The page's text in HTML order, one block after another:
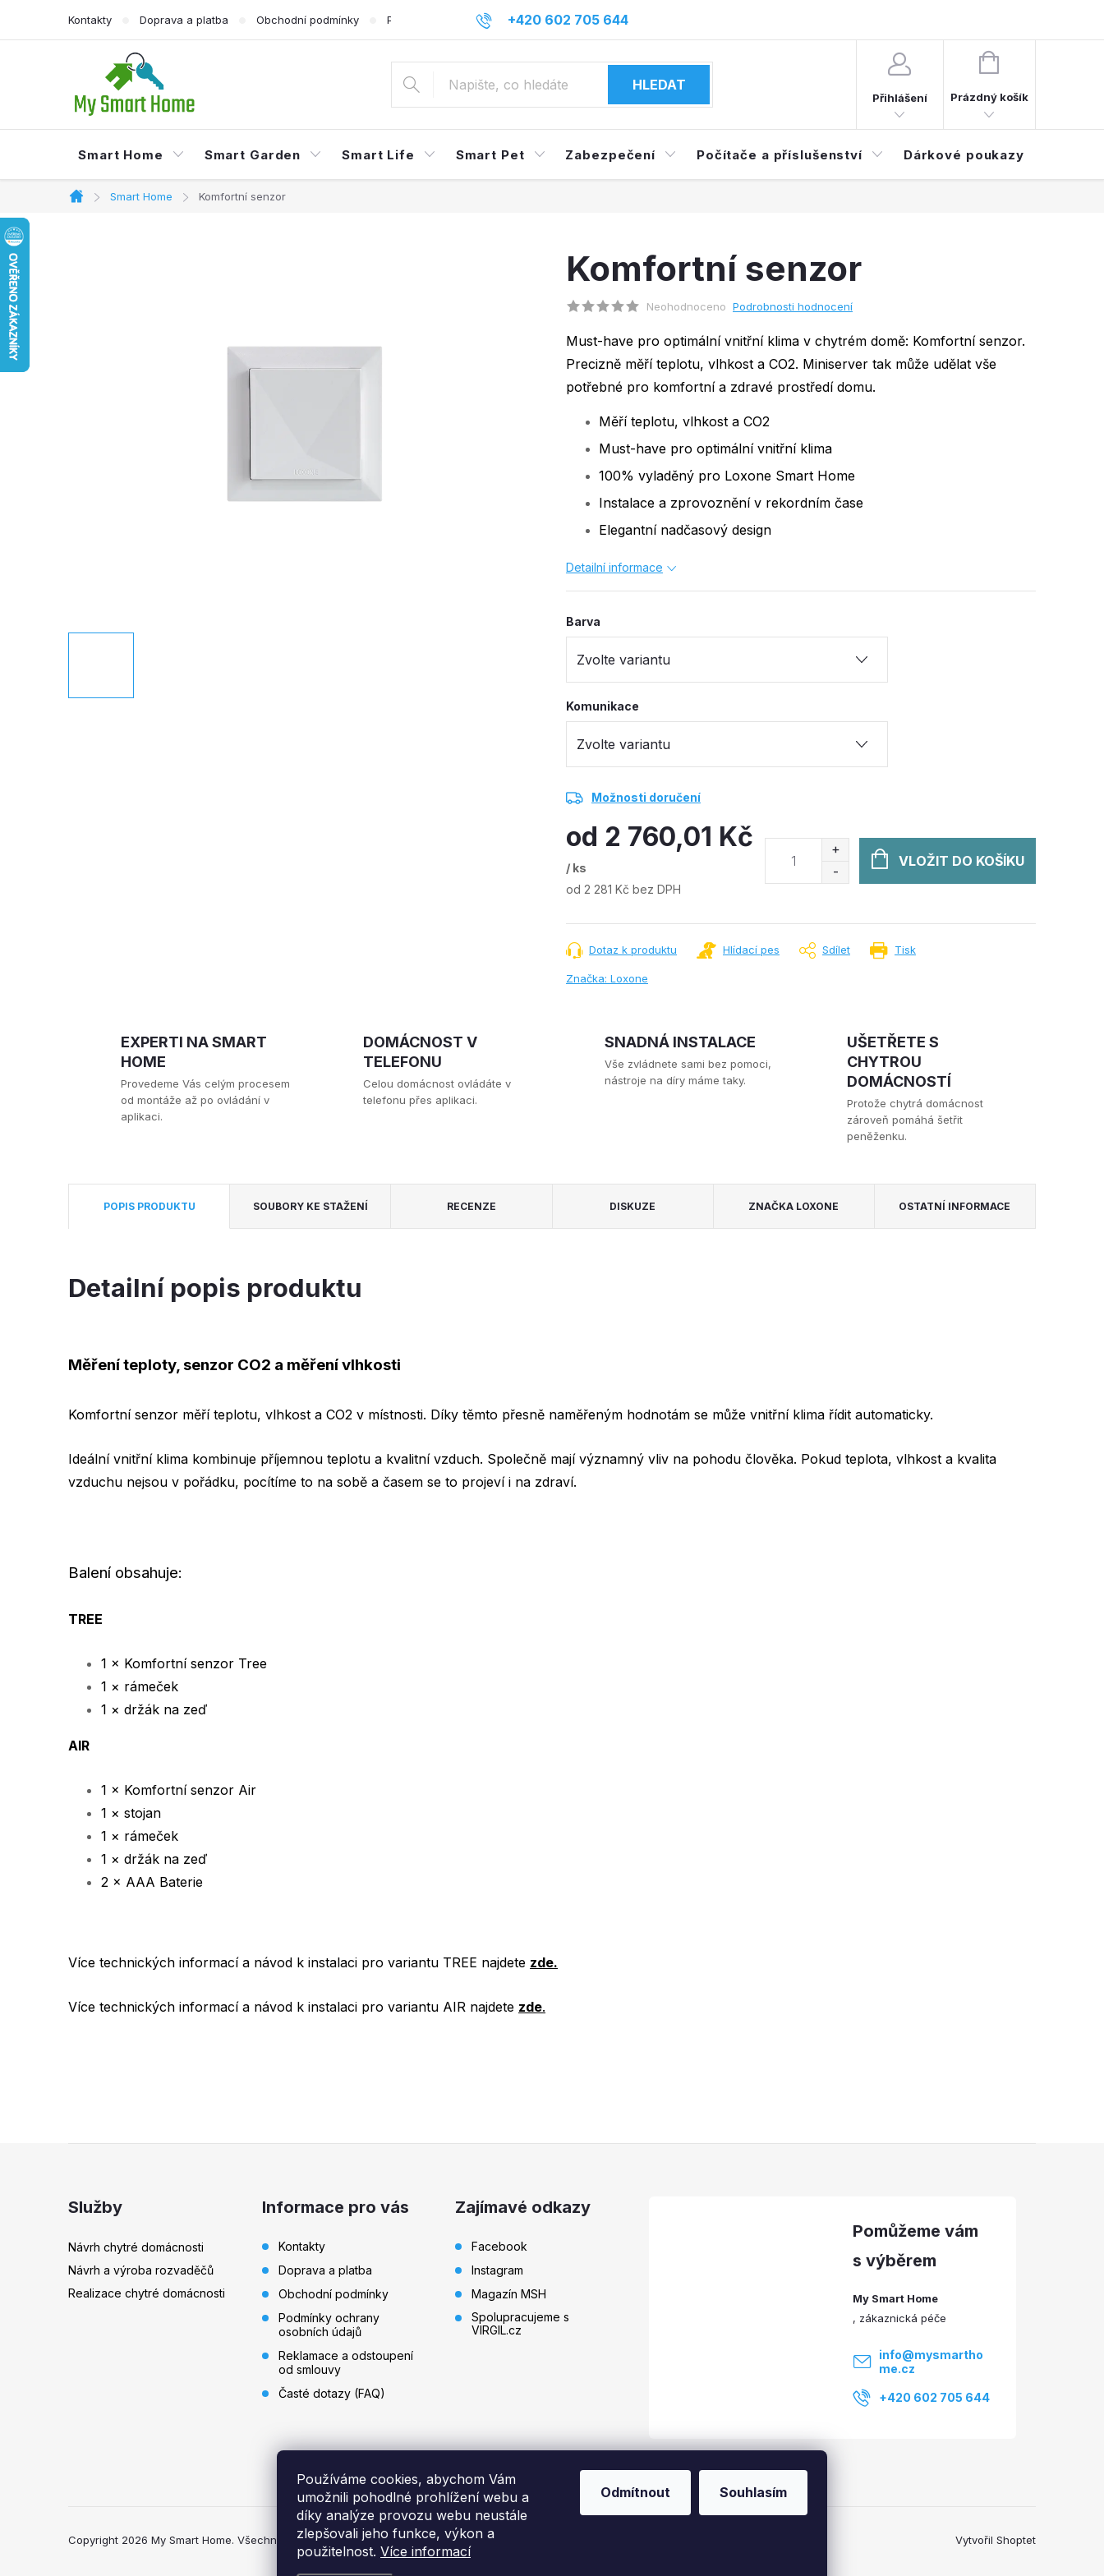
Používáme cookies, abychom Vám
umožnili pohodlné prohlížení webu a
díky analýze provozu webu neustále
zlepšovali jeho funkce, výkon a
použitelnost. Více informací
Odmítnout Souhlasím
+420 602 705 644
info@mysmarthome.cz
Kontakty Doprava a platba Obchodní podmínky Podmínky ochrany osobních údajů Reklamace a odstoupení od smlouvy
HLEDAT
Přihlášení
NÁKUPNÍ
Prázdný košík
Smart Home Smart Garden Smart Life Smart Pet Zabezpečení Počítače a příslušenství Dárkové poukazy
Domů
Smart Home Komfortní senzor
Komfortní senzor
Neohodnoceno Podrobnosti hodnocení
Must-have pro optimální vnitřní klima v chytrém domě: Komfortní senzor.
Precizně měří teplotu, vlhkost a CO2. Miniserver tak může udělat vše
potřebné pro komfortní a zdravé prostředí domu.
Měří teplotu, vlhkost a CO2
Must-have pro optimální vnitřní klima
100% vyladěný pro Loxone Smart Home
Instalace a zprovoznění v rekordním čase
Elegantní nadčasový design
Detailní informace
Barva
Komunikace
Možnosti doručení
od 2 760,01 Kč
/ ks
od 2 281 Kč bez DPH
cena:
VLOŽIT DO KOŠÍKU
Tisk
Dotaz k produktu Hlídací pes Sdílet
Značka: Loxone
EXPERTI NA SMART
HOME
Provedeme Vás celým procesem
od montáže až po ovládání v
aplikaci.
DOMÁCNOST V
TELEFONU
Celou domácnost ovládáte v
telefonu přes aplikaci.
SNADNÁ INSTALACE
Vše zvládnete sami bez pomoci,
nástroje na díry máme taky.
UŠETŘETE S
CHYTROU
DOMÁCNOSTÍ
Protože chytrá domácnost
zároveň pomáhá šetřit
peněženku.
POPIS PRODUKTU SOUBORY KE STAŽENÍ RECENZE DISKUZE ZNAČKA LOXONE OSTATNÍ INFORMACE
Detailní popis produktu
Měření teploty, senzor CO2 a měření vlhkosti
Komfortní senzor měří teplotu, vlhkost a CO2 v místnosti. Díky těmto přesně naměřeným hodnotám se může vnitřní klima řídit automaticky.
Ideální vnitřní klima kombinuje příjemnou teplotu a kvalitní vzduch. Společně mají významný vliv na pohodu člověka. Pokud teplota, vlhkost a kvalita
vzduchu nejsou v pořádku, pocítíme to na sobě a časem se to projeví i na zdraví.
Balení obsahuje:
TREE
1 × Komfortní senzor Tree
1 × rámeček
1 × držák na zeď
AIR
1 × Komfortní senzor Air
1 × stojan
1 × rámeček
1 × držák na zeď
2 × AAA Baterie
Více technických informací a návod k instalaci pro variantu TREE najdete zde.
Více technických informací a návod k instalaci pro variantu AIR najdete zde.
Služby
Návrh chytré domácnosti
Návrh a výroba rozvaděčů
Realizace chytré domácnosti
Informace pro vás
Kontakty
Doprava a platba
Obchodní podmínky
Podmínky ochrany
osobních údajů
Reklamace a odstoupení
od smlouvy
Časté dotazy (FAQ)
Zajímavé odkazy
Facebook
Instagram
Magazín MSH
Spolupracujeme s
VIRGIL.cz
My Smart Home
info@mysmartho
me.cz
+420 602 705 644
Vytvořil Shoptet
Copyright 2026 My Smart Home. Všechna práva vyhrazena.Upravit nastavení cookies